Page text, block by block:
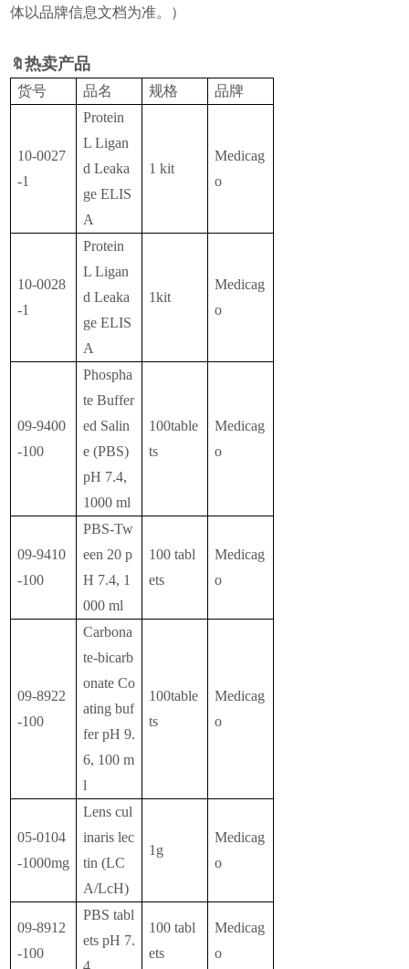
体以品牌信息文档为准。）
🔖热卖产品
货号 品名 规格 品牌
10-0027
-1
Protein
L Ligan
d Leaka
ge ELIS
A
1 kit
Medicag
o
10-0028
-1
Protein
L Ligan
d Leaka
ge ELIS
A
1kit
Medicag
o
09-9400
-100
Phospha
te Buffer
ed Salin
e (PBS)
pH 7.4,
1000 ml
100table
ts
Medicag
o
09-9410
-100
PBS-Tw
een 20 p
H 7.4, 1
000 ml
100 tabl
ets
Medicag
o
09-8922
-100
Carbona
te-bicarb
onate Co
ating buf
fer pH 9.
6, 100 m
l
100table
ts
Medicag
o
05-0104
-1000mg
Lens cul
inaris lec
tin (LC
A/LcH)
1g
Medicag
o
09-8912
-100
PBS tabl
ets pH 7.
4
100 tabl
ets
Medicag
o